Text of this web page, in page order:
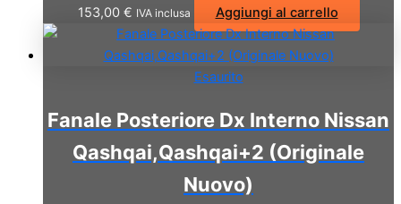
153,00 € IVA inclusa Aggiungi al carrello
Esaurito
Fanale Posteriore Dx Interno Nissan
Qashqai,Qashqai+2 (Originale
Nuovo)